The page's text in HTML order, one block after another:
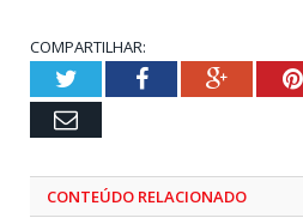
COMPARTILHAR:
TwitterFacebookGoogle+
Email
CONTEÚDO RELACIONADO